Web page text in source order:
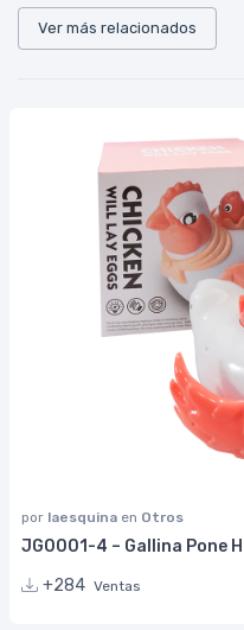
Ver más relacionados
por laesquina en Otros
JG0001-4 – Gallina Pone
+284 Ventas